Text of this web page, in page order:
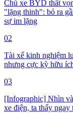
Chủ xe BYD thất
"lặng thinh": bỏ ra
sự im lặng
02
Tài xế kinh nghiệm
nhưng cực kỳ hữu
03
[Infographic] Nhìn
xe điện, ta thấy